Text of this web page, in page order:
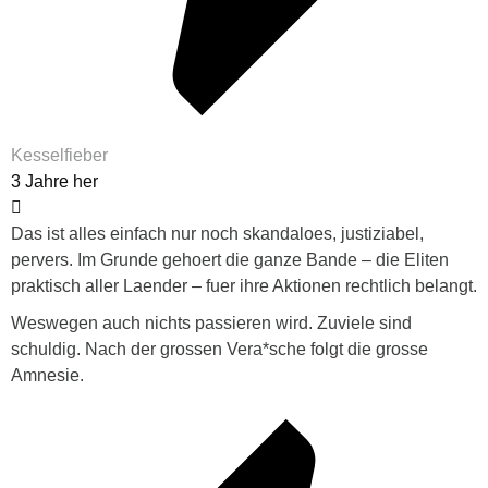
Kesselfieber
3 Jahre her
Das ist alles einfach nur noch skandaloes, justiziabel,
pervers. Im Grunde gehoert die ganze Bande – die Eliten
praktisch aller Laender – fuer ihre Aktionen rechtlich belangt.
Weswegen auch nichts passieren wird. Zuviele sind
schuldig. Nach der grossen Vera*sche folgt die grosse
Amnesie.